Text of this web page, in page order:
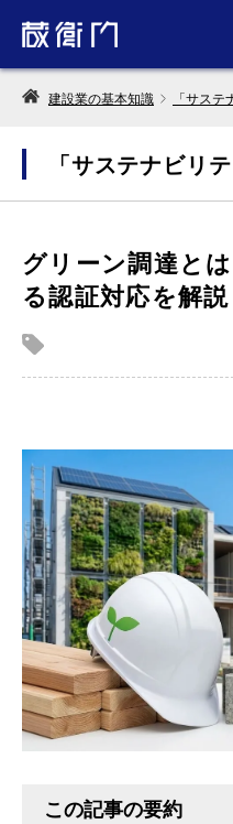
建設業の基本知識 「サス
「サステナビリ
グリーン調達と
る認証対応を解説
この記事の要約